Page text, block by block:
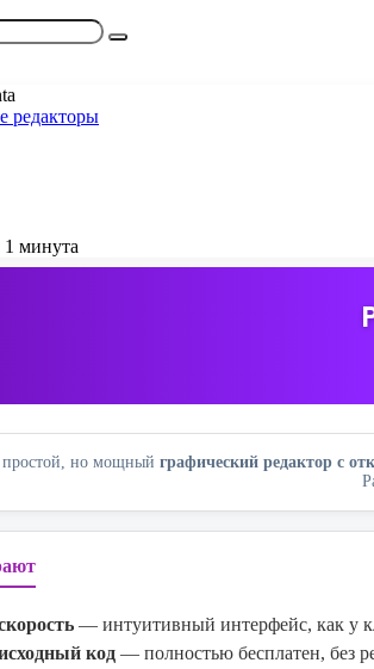
Искать
редакторы
минута
но мощный графический редактор с
— интуитивный интерфейс, как у
код — полностью бесплатен, без